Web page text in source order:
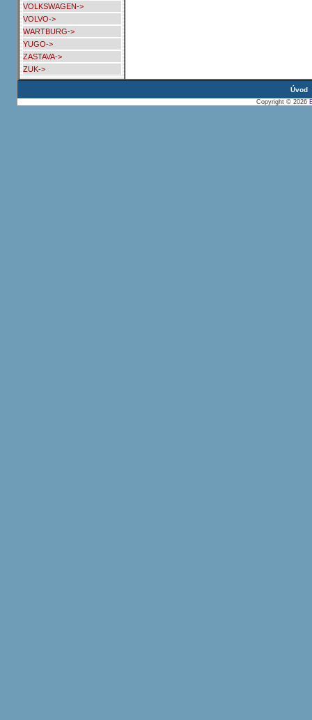
VOLKSWAGEN->
VOLVO->
WARTBURG->
YUGO->
ZASTAVA->
ZUK->
Úvod
Copyright © 2026